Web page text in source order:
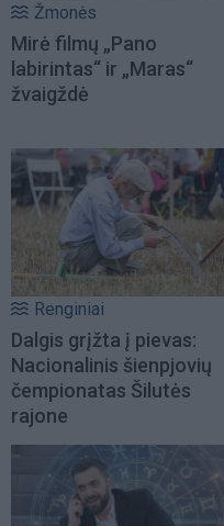
Žmonės
Mirė filmų „Pano
labirintas“ ir „Maras“
žvaigždė
Renginiai
Dalgis grįžta į pievas:
Nacionalinis šienpjovių
čempionatas Šilutės
rajone